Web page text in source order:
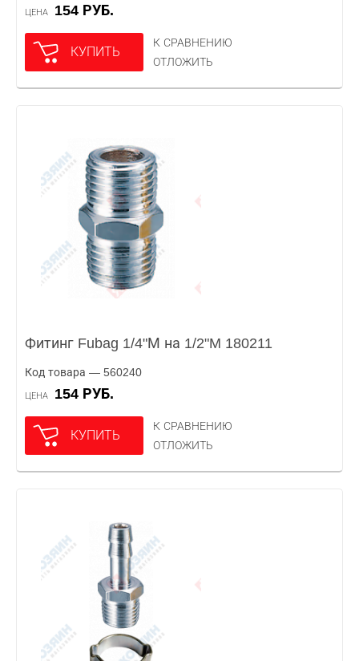
ЦЕНА 154 РУБ.
КУПИТЬ
К СРАВНЕНИЮ
ОТЛОЖИТЬ
Фитинг Fubag 1/4"М на 1/2"M 180211
Код товара — 560240
ЦЕНА 154 РУБ.
КУПИТЬ
К СРАВНЕНИЮ
ОТЛОЖИТЬ